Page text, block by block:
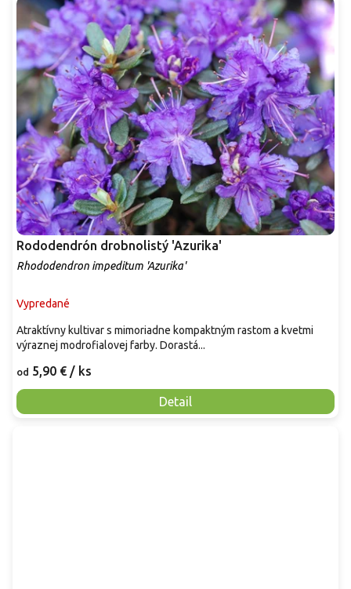
Rododendrón drobnolistý 'Azurika'
Rhododendron impeditum 'Azurika'
Vypredané
od 5,90 € / ks
Detail
Atraktívny kultivar s mimoriadne kompaktným rastom a kvetmi
výraznej modrofialovej farby. Dorastá...